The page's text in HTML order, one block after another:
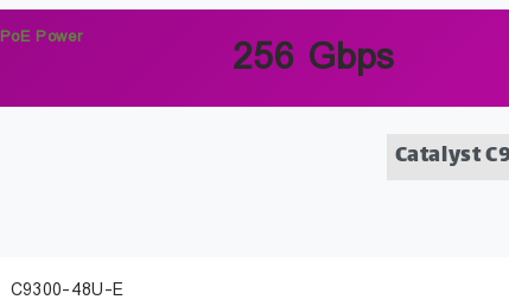
256 Gbps
PoE Power
C9300-48U-E